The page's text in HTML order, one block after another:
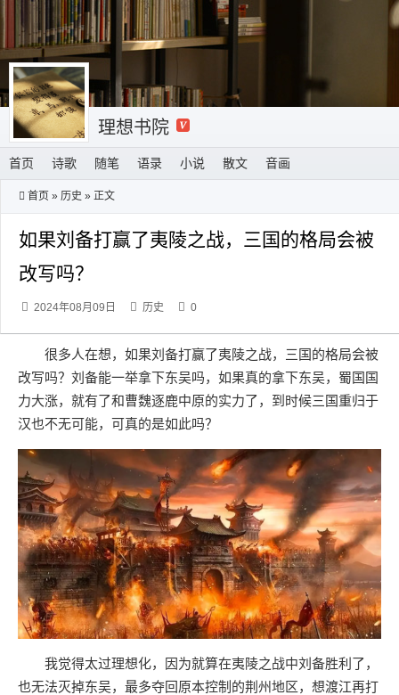
理想书院
首页 诗歌 随笔 语录 小说 散文 音画
首页 » 历史 » 正文
如果刘备打赢了夷陵之战，三国的格局会被
改写吗？
2024年08月09日 历史 0
很多人在想，如果刘备打赢了夷陵之战，三国的格局会被
改写吗？刘备能一举拿下东吴吗，如果真的拿下东吴，蜀国国
力大涨，就有了和曹魏逐鹿中原的实力了，到时候三国重归于
汉也不无可能，可真的是如此吗？
我觉得太过理想化，因为就算在夷陵之战中刘备胜利了，
也无法灭掉东吴，最多夺回原本控制的荆州地区，想渡江再打